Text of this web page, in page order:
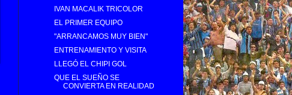
IVAN MACALIK TRICOLOR
EL PRIMER EQUIPO
"ARRANCAMOS MUY BIEN"
ENTRENAMIENTO Y VISITA
LLEGÓ EL CHIPI GOL
QUE EL SUEÑO SE
CONVIERTA EN REALIDAD